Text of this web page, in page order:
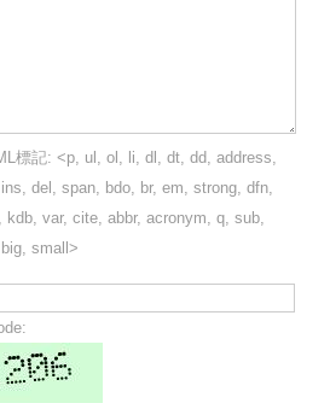
標記: <p, ul, ol, li, dl, dt, dd, address,
del, span, bdo, br, em, strong, dfn,
kdb, var, cite, abbr, acronym, q, sub,
small>